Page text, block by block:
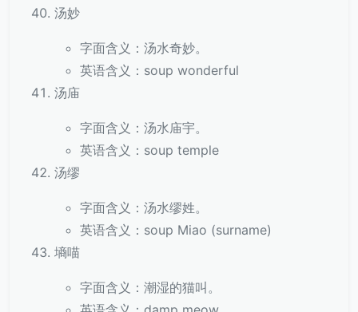
汤妙
字面含义：汤水奇妙。
英语含义：soup wonderful
汤庙
字面含义：汤水庙宇。
英语含义：soup temple
汤缪
字面含义：汤水缪姓。
英语含义：soup Miao (surname)
墒喵
字面含义：潮湿的猫叫。